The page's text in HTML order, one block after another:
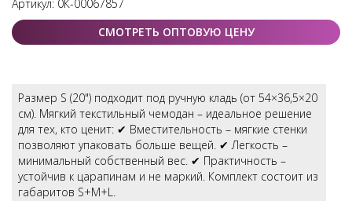
Артикул: 0К-00067857
СМОТРЕТЬ ОПТОВУЮ ЦЕНУ
Размер S (20") подходит под ручную кладь (от 54×36,5×20
см). Мягкий текстильный чемодан – идеальное решение
для тех, кто ценит: ✔ Вместительность – мягкие стенки
позволяют упаковать больше вещей. ✔ Легкость –
минимальный собственный вес. ✔ Практичность –
устойчив к царапинам и не маркий. Комплект состоит из
габаритов S+M+L.